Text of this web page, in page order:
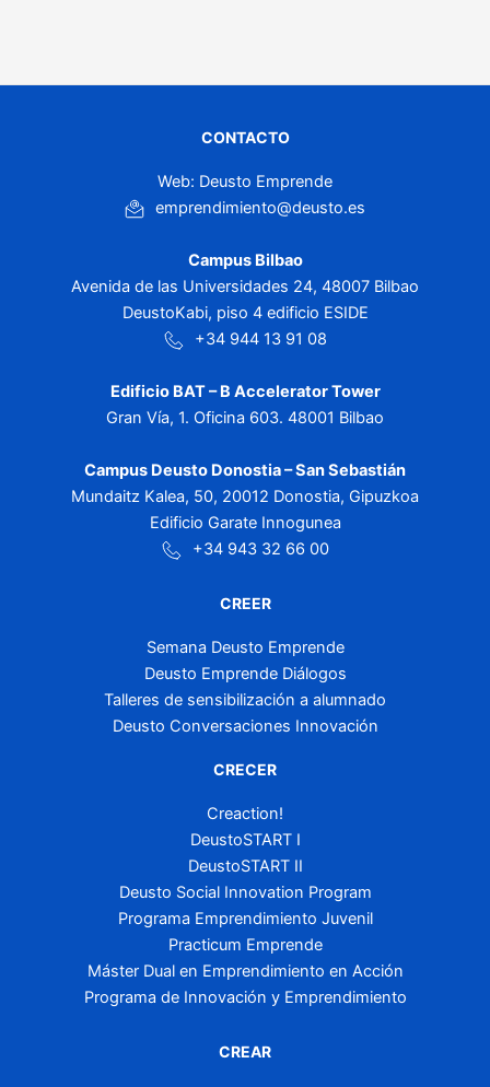
CONTACTO
Web: Deusto Emprende
emprendimiento@deusto.es
Campus Bilbao
Avenida de las Universidades 24, 48007 Bilbao
DeustoKabi, piso 4 edificio ESIDE
+34 944 13 91 08
Edificio BAT – B Accelerator Tower
Gran Vía, 1. Oficina 603. 48001 Bilbao
Campus Deusto Donostia – San Sebastián
Mundaitz Kalea, 50, 20012 Donostia, Gipuzkoa
Edificio Garate Innogunea
+34 943 32 66 00
CREER
Semana Deusto Emprende
Deusto Emprende Diálogos
Talleres de sensibilización a alumnado
Deusto Conversaciones Innovación
CRECER
Creaction!
DeustoSTART I
DeustoSTART II
Deusto Social Innovation Program
Programa Emprendimiento Juvenil
Practicum Emprende
Máster Dual en Emprendimiento en Acción
Programa de Innovación y Emprendimiento
CREAR